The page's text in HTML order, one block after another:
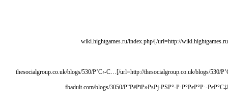
[url=http://wiki.hightgames.ru/index.php/Р”РёРїР»РѕРј_Р»СЋР±РѕР№_СЃРїРµС†РёР°Р»СЊРЅРѕСЃС‚Рё:_РєР°С‡РµСЃС‚РІРµРЅРЅРѕ_Рё_Р±РµР·РѕРїР°СЃРЅРѕ/]wiki.hightgames.ru/index.php/
[url=http://thesocialgroup.co.uk/blogs/530/Р’С‹-С…РѕС‚РёС‚Рµ-СѓР·РЅР°С‚СЊ-РєР°Рє-РєСѓРїРёС‚СЊ-РґРѕРєСѓРјРµРЅС‚С‹-РІ-РёРЅС‚РµСЂРЅРµС‚Рµ-Р—Р°С…РѕРґРёС‚Рµ/]thesocialgroup.co.uk/blogs/530/Р’С‹-С…
[url=http://fbadult.com/blogs/3050/Р”РёРїР»РѕРј-РЅР°-Р·Р°РєР°Р·-РєР°С‡РµСЃС‚РІРѕ-Рё-РЅР°РґРµР¶РЅРѕСЃС‚СЊ/]fbadult.com/blogs/3050/